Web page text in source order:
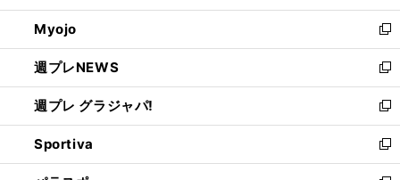
開
く
ウ
で
開
く
ン
ド
ウ
で
開
く
ウ
ィ
ン
ド
ウ
で
開
く
Myojo
新
し
い
ウ
ィ
ン
ド
ウ
週プレNEWS
新
し
い
ウ
ィ
ン
週プレ グラジャパ!
新
し
い
ウ
Sportiva
新
し